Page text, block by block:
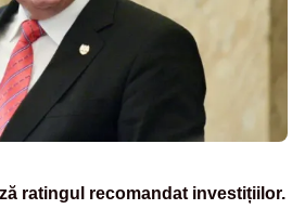
ratingul recomandat investițiilor.